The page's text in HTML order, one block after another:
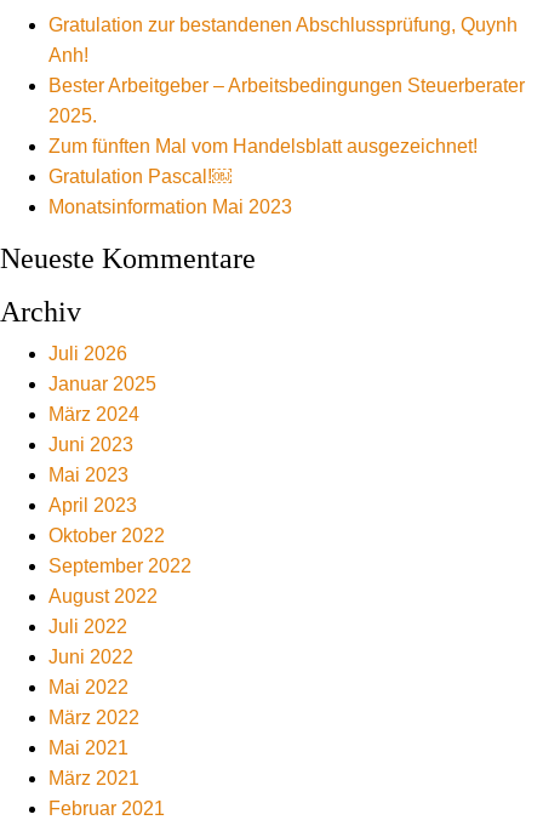
Gratulation zur bestandenen Abschlussprüfung, Quynh
Anh!
Bester Arbeitgeber – Arbeitsbedingungen Steuerberater
2025.
Zum fünften Mal vom Handelsblatt ausgezeichnet!
Gratulation Pascal!￼
Monatsinformation Mai 2023
Neueste Kommentare
Archiv
Juli 2026
Januar 2025
März 2024
Juni 2023
Mai 2023
April 2023
Oktober 2022
September 2022
August 2022
Juli 2022
Juni 2022
Mai 2022
März 2022
Mai 2021
März 2021
Februar 2021